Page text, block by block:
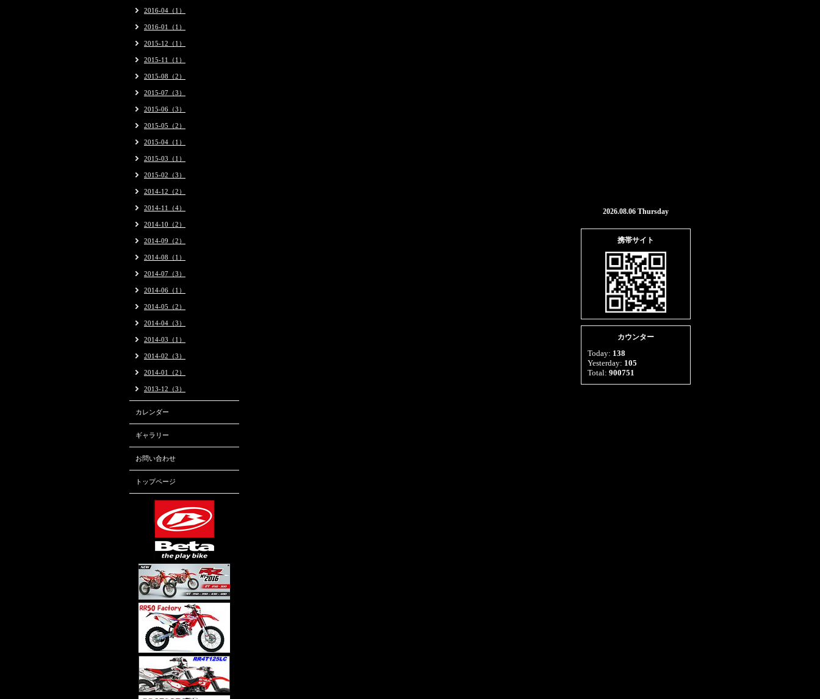
2016-04（1）
2016-01（1）
2015-12（1）
2015-11（1）
2015-08（2）
2015-07（3）
2015-06（3）
2015-05（2）
2015-04（1）
2015-03（1）
2015-02（3）
2014-12（2）
2014-11（4）
2014-10（2）
2014-09（2）
2014-08（1）
2014-07（3）
2014-06（1）
2014-05（2）
2014-04（3）
2014-03（1）
2014-02（3）
2014-01（2）
2013-12（3）
カレンダー
ギャラリー
お問い合わせ
トップページ
2026.08.06 Thursday
携帯サイト
カウンター
Today: 138
Yesterday: 105
Total: 900751